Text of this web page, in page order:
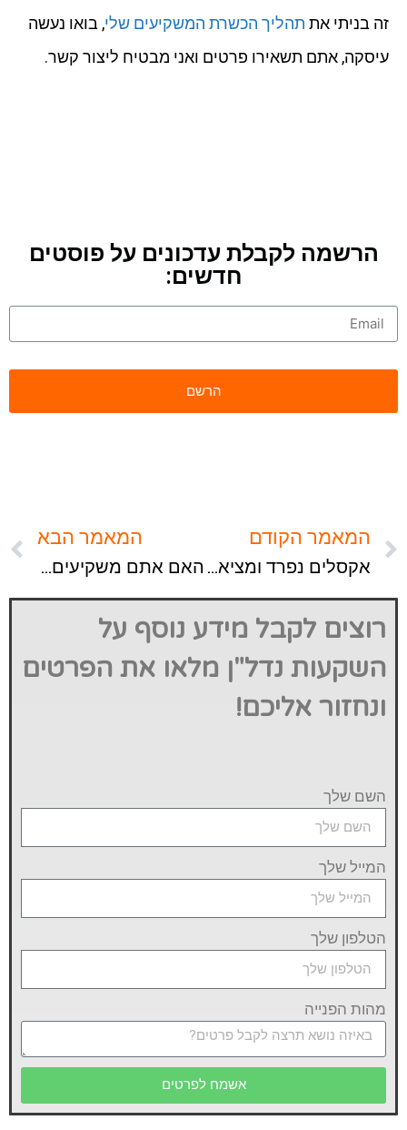
זה בניתי את תהליך הכשרת המשקיעים שלי, בואו נעשה
עיסקה, אתם תשאירו פרטים ואני מבטיח ליצור קשר.
הרשמה לקבלת עדכונים על פוסטים
חדשים:
המאמר הקודם
אקסלים נפרד ומציאות נפרד
המאמר הבא
האם אתם משקיעים שחושבים רחוק?
רוצים לקבל מידע נוסף על
השקעות נדל"ן מלאו את הפרטים
ונחזור אליכם!
השם שלך
המייל שלך
הטלפון שלך
מהות הפנייה
אשמח לפרטים